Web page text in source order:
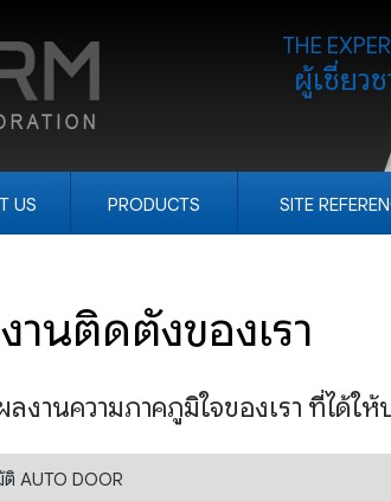
THE
ผู้เชี่ยว
US PRODUCTS SITE
านติดตั้งของเรา
งานความภาคภูมิใจของเรา ที่ได้ใ
AUTO DOOR